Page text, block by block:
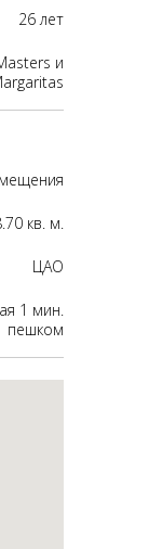
26 лет
и
кв. м.
ЦАО
1 мин.
пешком